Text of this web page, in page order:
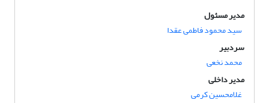
مدیر مسئول
سید محمود فاطمی عقدا
سردبیر
محمد نخعی
مدیر داخلی
غلامحسین کرمی